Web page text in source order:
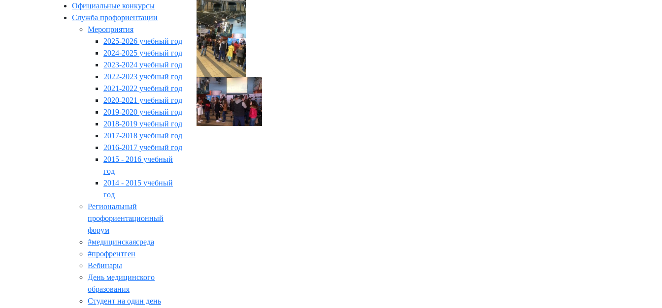
Официальные конкурсы
Служба профориентации
Мероприятия
2025-2026 учебный год
2024-2025 учебный год
2023-2024 учебный год
2022-2023 учебный год
2021-2022 учебный год
2020-2021 учебный год
2019-2020 учебный год
2018-2019 учебный год
2017-2018 учебный год
2016-2017 учебный год
2015 - 2016 учебный
год
2014 - 2015 учебный
год
Региональный
профориентационный
форум
#медицинскаясреда
#профрентген
Вебинары
День медицинского
образования
Студент на один день